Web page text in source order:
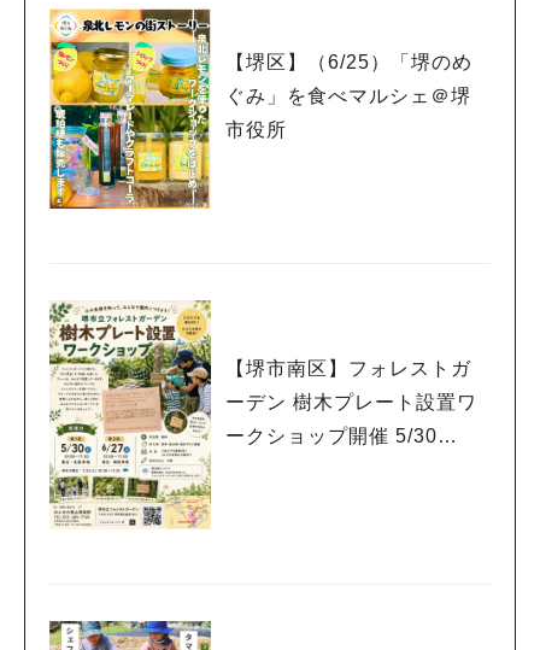
【堺区】（6/25）「堺のめ
ぐみ」を食べマルシェ＠堺
市役所
【堺市南区】フォレストガ
ーデン 樹木プレート設置ワ
ークショップ開催 5/30